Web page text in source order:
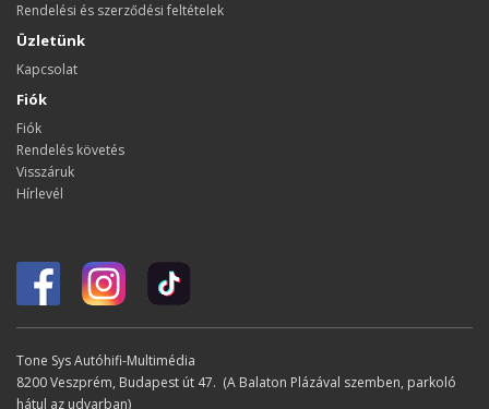
Rendelési és szerződési feltételek
Üzletünk
Kapcsolat
Fiók
Fiók
Rendelés követés
Visszáruk
Hírlevél
Tone Sys Autóhifi-Multimédia
8200 Veszprém, Budapest út 47. (A Balaton Plázával szemben, parkoló
hátul az udvarban)